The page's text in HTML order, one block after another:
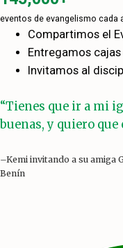
eventos de evangelismo cada
Compartimos el
Entregamos
Invitamos al
“Tienes que ir a mi
buenas, y quiero que
–Kemi invitando a su amiga
Benín